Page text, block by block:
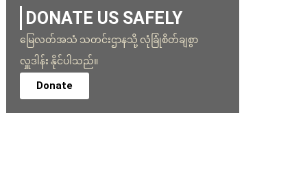
DONATE US SAFELY
မြေလတ်အသံ သတင်းဌာနသို့ လုံခြုံစိတ်ချစွာ
လှူဒါန်း နိုင်ပါသည်။
Donate